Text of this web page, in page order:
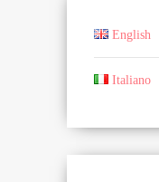
English
Italiano